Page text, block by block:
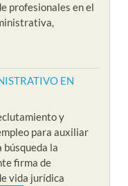
profesionales en el
EN
y
para auxiliar
la
firma de
vida jurídica